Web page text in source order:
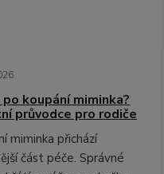
koupání miminka?
průvodce pro rodiče
miminka přichází
část péče. Správné